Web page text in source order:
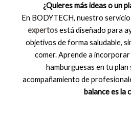
¿Quieres más ideas o un
En BODYTECH, nuestro
expertosestá diseñado para
objetivos de forma saludable,
comer. Aprende a
hamburguesas en tu plan
acompañamiento de
balance es la